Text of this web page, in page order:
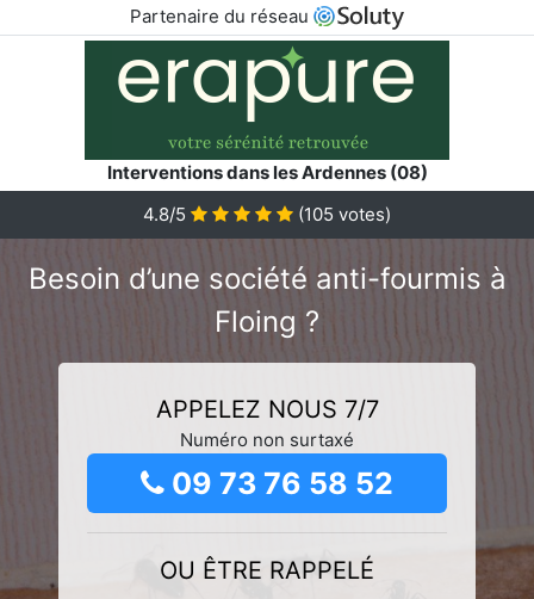
Partenaire du réseau
Interventions dans les Ardennes (08)
4.8/5
(105 votes)
Besoin d’une société anti-fourmis à
Floing ?
APPELEZ NOUS 7/7
Numéro non surtaxé
09 73 76 58 52
OU ÊTRE RAPPELÉ